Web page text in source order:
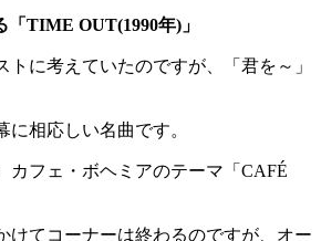
「TIME OUT(1990年)」
トに考えていたのですが、「君を～」
応しい名曲です。
カフェ・ボヘミアのテーマ「CAFÉ
けてコーナーは終わるのですが、オー